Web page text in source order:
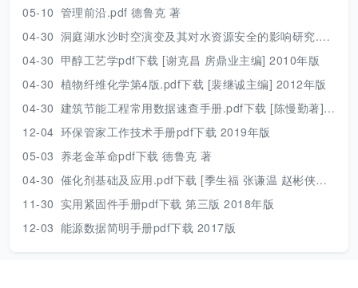
05-10 管理前沿.pdf 德鲁克 著
04-30 洞庭湖水沙时空演变及其对水资源安全的影响研究.pdf 胡光伟 著 2017年版
04-30 甲醇工艺学pdf下载 [谢克昌 房鼎业主编] 2010年版
04-30 植物纤维化学第4版.pdf下载 [裴继诚主编] 2012年版
04-30 建筑节能工程常用数据速查手册.pdf下载 [陈慢勤著] 2010年版
12-04 环保管家工作技术手册pdf下载 2019年版
05-03 养老金革命pdf下载 德鲁克 著
04-30 催化剂基础及应用.pdf下载 [季生福 张谦温 赵彬侠编] 2011年版
11-30 实用紧固件手册pdf下载 第三版 2018年版
12-03 能源数据简明手册pdf下载 2017版